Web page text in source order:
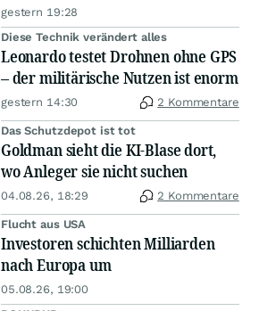
gestern 19:28
Diese Technik verändert alles
Leonardo testet Drohnen ohne GPS
– der militärische Nutzen ist enorm
gestern 14:30 2 Kommentare
Das Schutzdepot ist tot
Goldman sieht die KI-Blase dort,
wo Anleger sie nicht suchen
04.08.26, 18:29 2 Kommentare
Flucht aus USA
Investoren schichten Milliarden
nach Europa um
05.08.26, 19:00